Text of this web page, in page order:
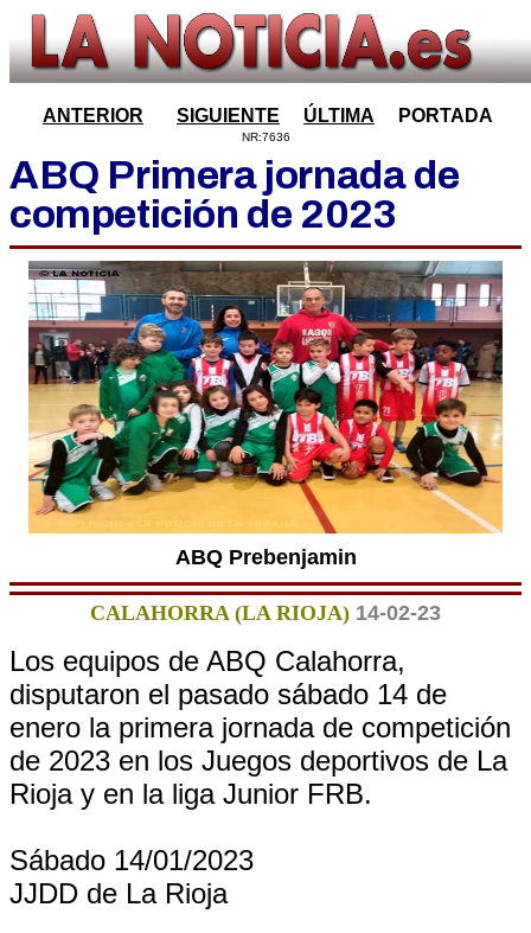
ANTERIOR SIGUIENTE ÚLTIMA PORTADA
NR:7636
ABQ Primera jornada de
competición de 2023
ABQ Prebenjamin
CALAHORRA (LA RIOJA) 14-02-23
Los equipos de ABQ Calahorra,
disputaron el pasado sábado 14 de
enero la primera jornada de competición
de 2023 en los Juegos deportivos de La
Rioja y en la liga Junior FRB.
Sábado 14/01/2023
JJDD de La Rioja